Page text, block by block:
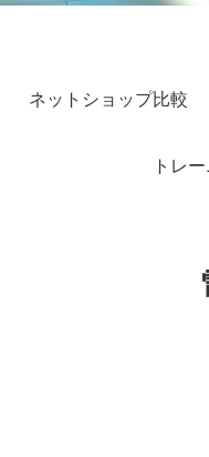
ネットショップ比較
トレ